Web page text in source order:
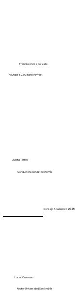
Consejo Académico 2025
Lucas Grosman
Rector Universidad San Andrés
Francisco Sosa del Valle
Founder & CEO Bunker Invest
Conductora de CNN Economía
Julieta Tarrés